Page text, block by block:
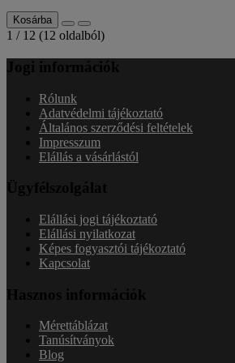
Kosárba
1 / 12 (12 oldalból)
Jogi információk
Rólunk
Adatvédelmi tájékoztató
Általános szerződési feltételek
Impresszum
Elállás a vásárlástól
Ügyfélszolgálat
Elállási jogi tájékoztató
Elállási nyilatkozat
Képes fogyasztói tájékoztató
Kapcsolat
Hasznos információk
Mérettáblázat
Tanúsítványok
Blog